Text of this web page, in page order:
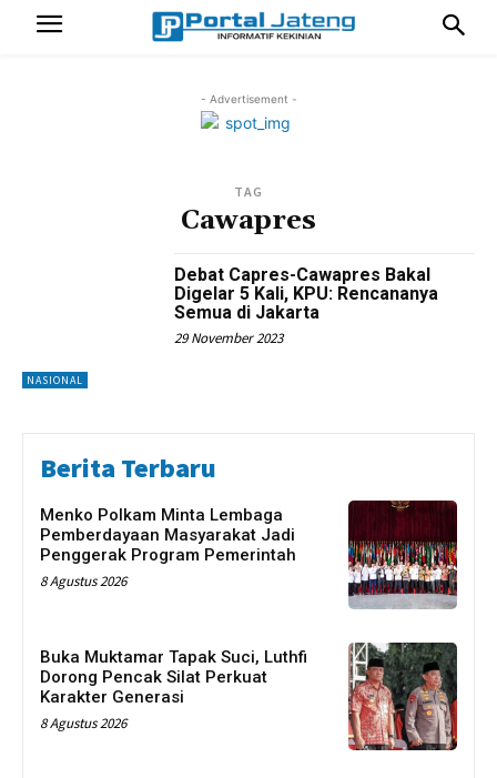
- Advertisement -
TAG
Cawapres
NASIONAL
Debat Capres-Cawapres Bakal
Digelar 5 Kali, KPU: Rencananya
Semua di Jakarta
29 November 2023
Berita Terbaru
Menko Polkam Minta Lembaga
Pemberdayaan Masyarakat Jadi
Penggerak Program Pemerintah
8 Agustus 2026
Buka Muktamar Tapak Suci, Luthfi
Dorong Pencak Silat Perkuat
Karakter Generasi
8 Agustus 2026